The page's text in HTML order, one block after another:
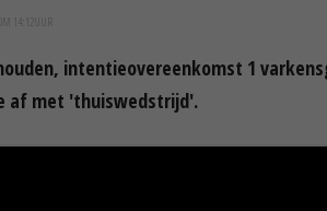
14:12
intentieovereenkomst 1
af met 'thuiswedstrijd'.